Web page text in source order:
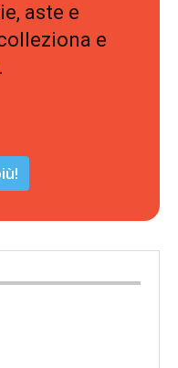
aste e
e